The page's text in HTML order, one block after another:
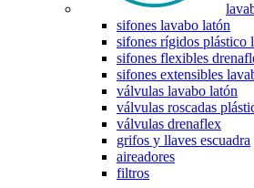
sifones lavabo latón
sifones rígidos plástico
sifones flexibles
sifones extensibles
válvulas lavabo latón
válvulas roscadas
válvulas drenaflex
grifos y llaves escuadra
aireadores
filtros